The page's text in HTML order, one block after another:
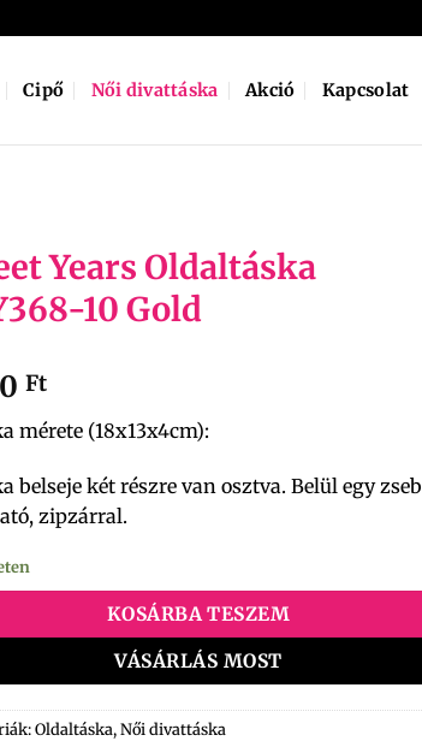
Cipő Női divattáska Akció Kapcsolat
Years Oldaltáska
10 Gold
Ft
mérete (18x13x4cm):
belseje két részre van osztva. Belül egy zseb
zipzárral.
KOSÁRBA TESZEM
VÁSÁRLÁS MOST
Oldaltáska,Női divattáska